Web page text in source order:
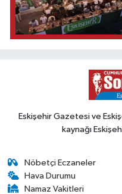
Eskişehir Gazetesi ve
kaynağı
Nöbetçi Eczaneler
Hava Durumu
Namaz Vakitleri